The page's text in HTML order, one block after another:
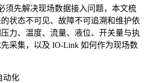
须先解决现场数据接入问题，本文梳
状态不可见、故障不可追溯和维护依
力、温度、流量、液位、开关量与执
采集，以及 IO-Link 如何作为现场数
动化